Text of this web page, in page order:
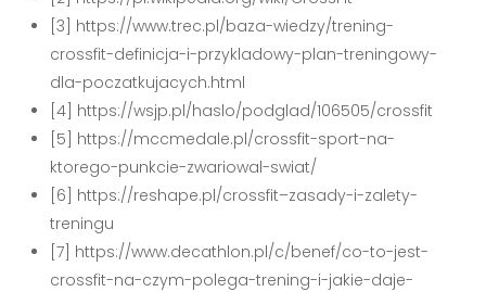
[3] https://www.trec.pl/baza-wiedzy/trening-
crossfit-definicja-i-przykladowy-plan-treningowy-
dla-poczatkujacych.html
[4] https://wsjp.pl/haslo/podglad/106505/crossfit
[5] https://mccmedale.pl/crossfit-sport-na-
ktorego-punkcie-zwariowal-swiat/
[6] https://reshape.pl/crossfit–zasady-i-zalety-
treningu
[7] https://www.decathlon.pl/c/benef/co-to-jest-
crossfit-na-czym-polega-trening-i-jakie-daje-